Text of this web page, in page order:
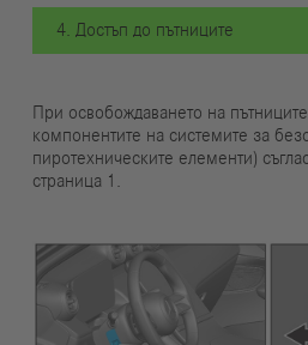
4. Достъп до пътниците
При освобождаването на
компонентите на системите за
пиротехническите елементи)
страница 1.